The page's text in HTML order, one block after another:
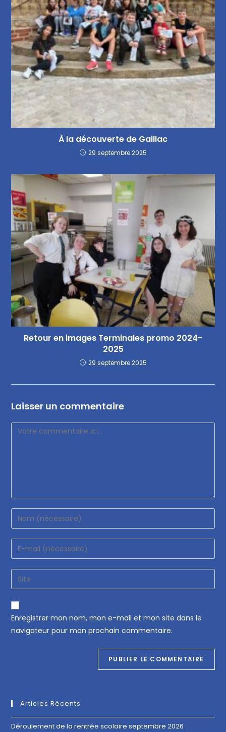
À la découverte de Gaillac
29 septembre 2025
Retour en images Terminales promo 2024-
2025
29 septembre 2025
Laisser un commentaire
Enregistrer mon nom, mon e-mail et mon site dans le
navigateur pour mon prochain commentaire.
Articles Récents
Déroulement de la rentrée scolaire septembre 2026